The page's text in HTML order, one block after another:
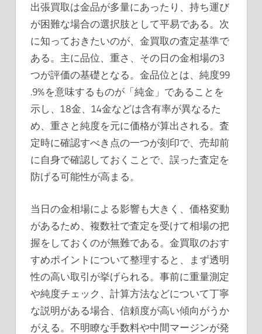
出張買取は金品が多量にあったり、持ち運び
が困難な場合の選択肢として平易である。次
に知っておきたいのが、金買取の査定基準で
ある。主に品位、重さ、その日の金相場の3
つが評価の基礎となる。金品位とは、純度99
.9%を意味するものが「純金」であることを
示し、18金、14金などは含有率が異なるた
め、重さと純度を元に価格が算出される。査
定時に確認すべき点の一つが刻印で、売却前
に自身で確認しておくことで、誤った査定を
防げる可能性が高まる。
当日の金相場による影響も大きく、価格変動
があるため、複数社で査定を受けて相場の把
握をしておくのが無難である。金買取のおす
すめポイントについて整理すると、まず透明
性の高い取引が挙げられる。事前に重量測定
や純度チェック、計算方法などについて丁寧
な説明がある場合、信頼度が高い傾向がうか
がえる。不明瞭な手数料や中間マージンが発